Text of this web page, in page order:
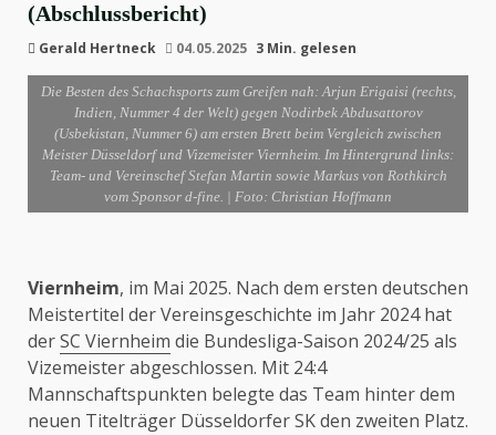
(Abschlussbericht)
Gerald Hertneck 04.05.2025 3 Min. gelesen
Die Besten des Schachsports zum Greifen nah: Arjun Erigaisi (rechts,
Indien, Nummer 4 der Welt) gegen Nodirbek Abdusattorov
(Usbekistan, Nummer 6) am ersten Brett beim Vergleich zwischen
Meister Düsseldorf und Vizemeister Viernheim. Im Hintergrund links:
Team- und Vereinschef Stefan Martin sowie Markus von Rothkirch
vom Sponsor d-fine. | Foto: Christian Hoffmann
Viernheim, im Mai 2025. Nach dem ersten deutschen
Meistertitel der Vereinsgeschichte im Jahr 2024 hat
derSC Viernheim die Bundesliga-Saison 2024/25 als
Vizemeister abgeschlossen. Mit 24:4
Mannschaftspunkten belegte das Team hinter dem
neuen Titelträger Düsseldorfer SK den zweiten Platz.